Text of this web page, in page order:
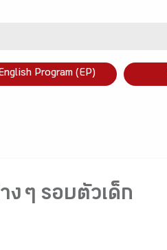
Program (EP)
ง ๆ รอบตัวเด็ก